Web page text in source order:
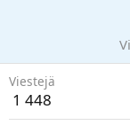
Viestejä
1 448